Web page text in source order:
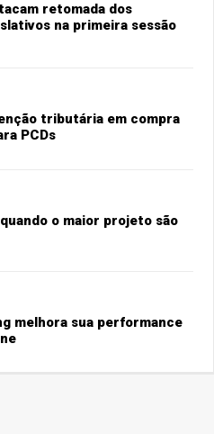
retomada dos
na primeira sessão
tributária em compra
PCDs
o maior projeto são
melhora sua performance